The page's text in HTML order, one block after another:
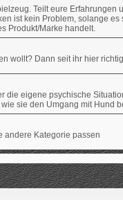
Teilt eure Erfahrungen
ist kein Problem, solange es
Produkt/Marke handelt.
wollt? Dann seit ihr hier
die eigene psychische
sie den Umgang mit Hund
andere Kategorie passen